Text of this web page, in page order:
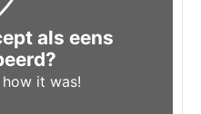
als eens
it was!